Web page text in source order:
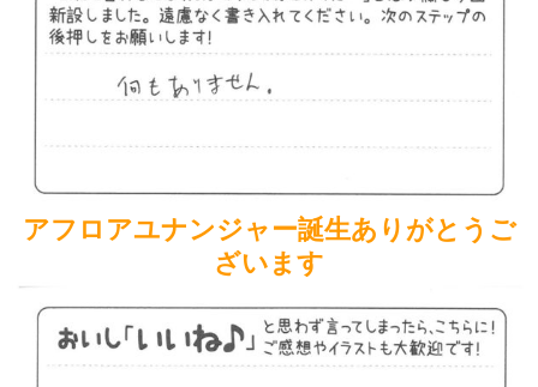
アフロアユナンジャー誕生ありがとうご
ざいます